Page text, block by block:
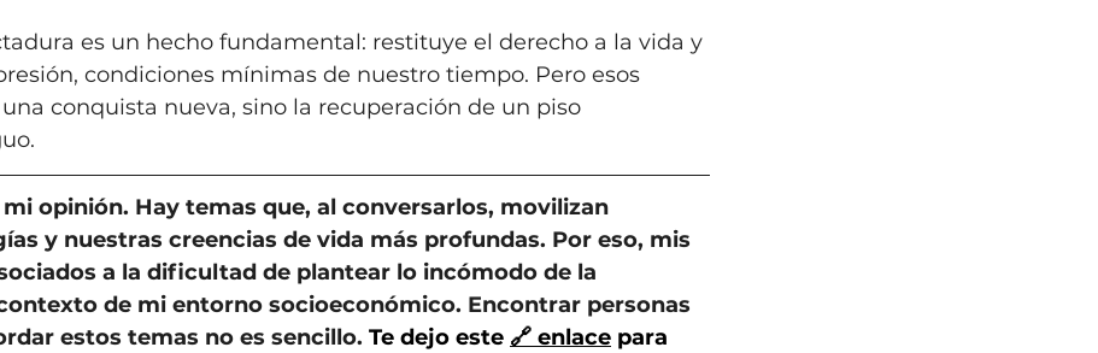
es un hecho fundamental: restituye el derecho a la vida y
condiciones mínimas de nuestro tiempo. Pero esos
conquista nueva, sino la recuperación de un piso
mi opinión. Hay temas que, al conversarlos, movilizan
y nuestras creencias de vida más profundas. Por eso, mis
a la dificultad de plantear lo incómodo de la
de mi entorno socioeconómico. Encontrar personas
estos temas no es sencillo. Te dejo este 🔗 enlace para